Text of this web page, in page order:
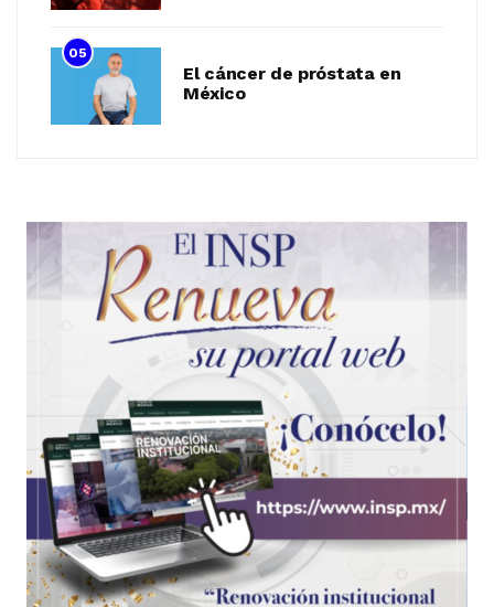
05
El cáncer de próstata en
México